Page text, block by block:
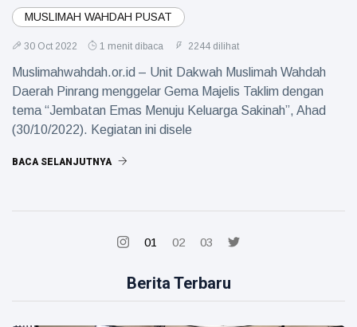
MUSLIMAH WAHDAH PUSAT
30 Oct 2022 1 menit dibaca 2244 dilihat
Muslimahwahdah.or.id – Unit Dakwah Muslimah Wahdah
Daerah Pinrang menggelar Gema Majelis Taklim dengan
tema “Jembatan Emas Menuju Keluarga Sakinah”, Ahad
(30/10/2022). Kegiatan ini disele
BACA SELANJUTNYA
01 02 03
Berita Terbaru